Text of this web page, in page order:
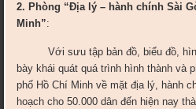
2. Phòng “Địa lý – hành chính Sài
Minh”:
Với sưu tập bản đồ, biểu đồ, hình
bày khái quát quá trình hình thành và
phố Hồ Chí Minh về mặt địa lý, hành
hoạch cho 50.000 dân đến hiện nay